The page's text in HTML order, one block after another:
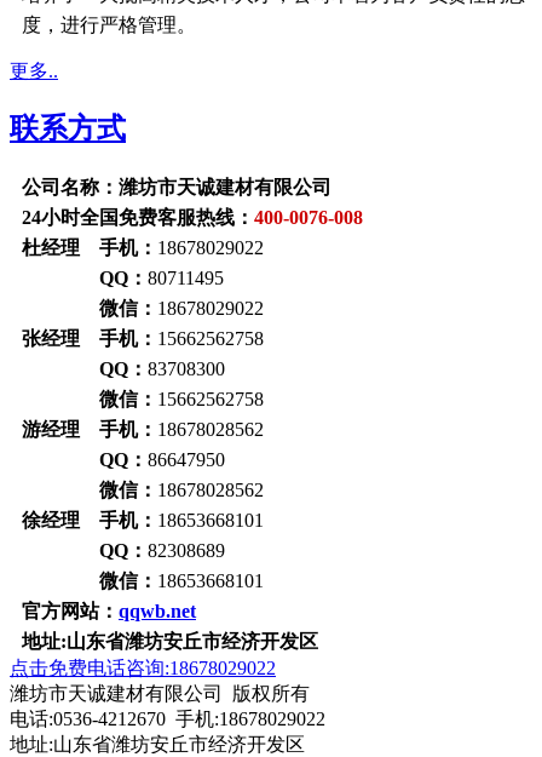
度，进行严格管理。
更多..
联系方式
公司名称：潍坊市天诚建材有限公司
24小时全国免费客服热线： 400-0076-008
杜经理 手机： 18678029022
QQ： 80711495
微信： 18678029022
张经理 手机： 15662562758
QQ： 83708300
微信： 15662562758
游经理 手机： 18678028562
QQ： 86647950
微信： 18678028562
徐经理 手机： 18653668101
QQ： 82308689
微信： 18653668101
官方网站： qqwb.net
地址:山东省潍坊安丘市经济开发区
点击免费电话咨询:18678029022
潍坊市天诚建材有限公司 版权所有
电话:0536-4212670 手机:18678029022
地址:山东省潍坊安丘市经济开发区